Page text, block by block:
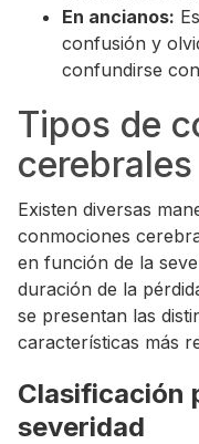
En ancianos:
confusión y
confundirse
Tipos de
cerebrales
Existen diversas
conmociones
en función de la
duración de la
se presentan las
características más
Clasificación
severidad